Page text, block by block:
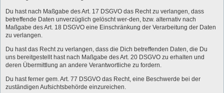
Du hast nach Maßgabe des Art. 17 DSGVO das Recht zu verlangen, dass
betreffende Daten unverzüglich gelöscht wer-den, bzw. alternativ nach
Maßgabe des Art. 18 DSGVO eine Einschränkung der Verarbeitung der Daten
zu verlangen.
Du hast das Recht zu verlangen, dass die Dich betreffenden Daten, die Du
uns bereitgestellt hast nach Maßgabe des Art. 20 DSGVO zu erhalten und
deren Übermittlung an andere Verantwortliche zu fordern.
Du hast ferner gem. Art. 77 DSGVO das Recht, eine Beschwerde bei der
zuständigen Aufsichtsbehörde einzureichen.